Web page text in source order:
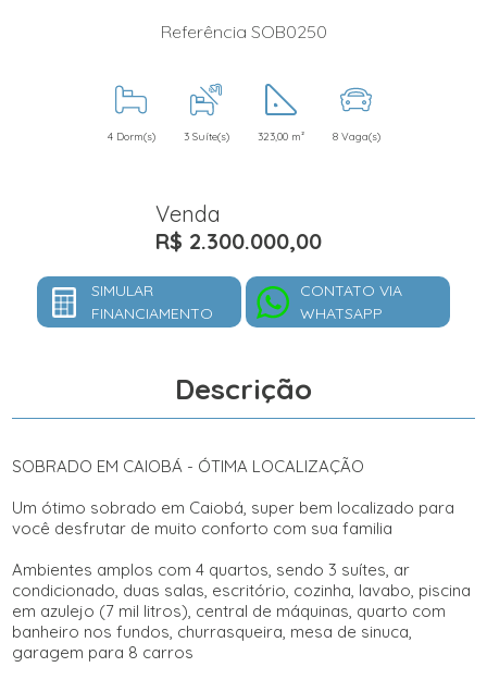
Referência SOB0250
4 Dorm(s) 3 Suíte(s) 323,00 m² 8 Vaga(s)
Venda
R$ 2.300.000,00
SIMULAR
FINANCIAMENTO
CONTATO VIA
WHATSAPP
Descrição
SOBRADO EM CAIOBÁ - ÓTIMA LOCALIZAÇÃO
Um ótimo sobrado em Caiobá, super bem localizado para
você desfrutar de muito conforto com sua familia
Ambientes amplos com 4 quartos, sendo 3 suítes, ar
condicionado, duas salas, escritório, cozinha, lavabo, piscina
em azulejo (7 mil litros), central de máquinas, quarto com
banheiro nos fundos, churrasqueira, mesa de sinuca,
garagem para 8 carros